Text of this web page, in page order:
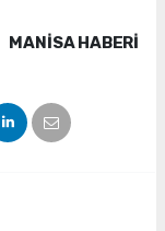
MANISA HABERİ